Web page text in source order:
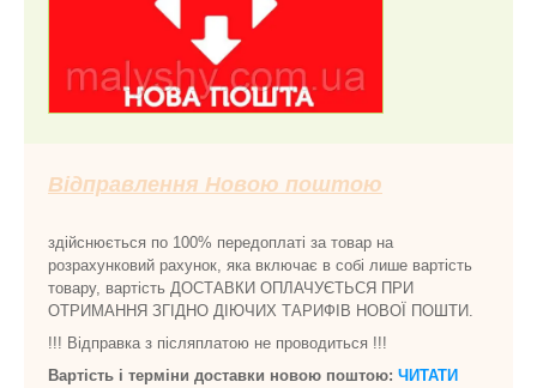
Відправлення Новою поштою
здійснюється по 100% передоплаті за товар на
розрахунковий рахунок, яка включає в собі лише вартість
товару, вартість ДОСТАВКИ ОПЛАЧУЄТЬСЯ ПРИ
ОТРИМАННЯ ЗГІДНО ДІЮЧИХ ТАРИФІВ НОВОЇ ПОШТИ.
!!! Відправка з післяплатою не проводиться !!!
Вартість і терміни доставки новою поштою: ЧИТАТИ